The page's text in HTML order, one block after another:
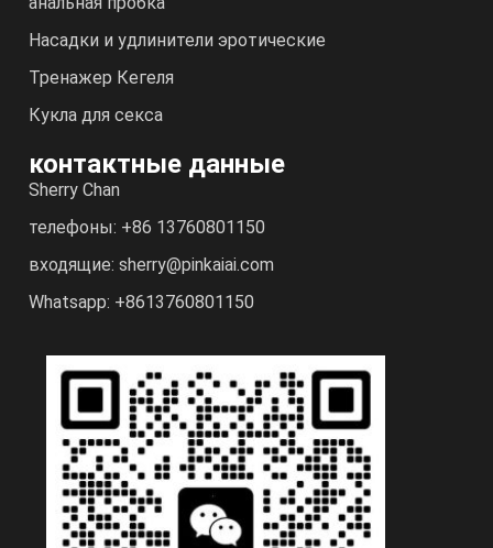
Насадки и удлинители эротические
Тренажер Кегеля
Кукла для секса
контактные данные
Sherry Chan
телефоны: +86 13760801150
входящие: sherry@pinkaiai.com
Whatsapp: +8613760801150